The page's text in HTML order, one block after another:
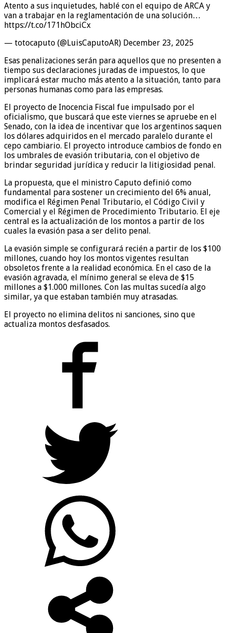
Atento a sus inquietudes, hablé con el equipo de ARCA y
van a trabajar en la reglamentación de una solución…
https://t.co/171hObciCx
— totocaputo (@LuisCaputoAR) December 23, 2025
Esas penalizaciones serán para aquellos que no presenten a
tiempo sus declaraciones juradas de impuestos, lo que
implicará estar mucho más atento a la situación, tanto para
personas humanas como para las empresas.
El proyecto de Inocencia Fiscal fue impulsado por el
oficialismo, que buscará que este viernes se apruebe en el
Senado, con la idea de incentivar que los argentinos saquen
los dólares adquiridos en el mercado paralelo durante el
cepo cambiario. El proyecto introduce cambios de fondo en
los umbrales de evasión tributaria, con el objetivo de
brindar seguridad jurídica y reducir la litigiosidad penal.
La propuesta, que el ministro Caputo definió como
fundamental para sostener un crecimiento del 6% anual,
modifica el Régimen Penal Tributario, el Código Civil y
Comercial y el Régimen de Procedimiento Tributario. El eje
central es la actualización de los montos a partir de los
cuales la evasión pasa a ser delito penal.
La evasión simple se configurará recién a partir de los $100
millones, cuando hoy los montos vigentes resultan
obsoletos frente a la realidad económica. En el caso de la
evasión agravada, el mínimo general se eleva de $15
millones a $1.000 millones. Con las multas sucedía algo
similar, ya que estaban también muy atrasadas.
El proyecto no elimina delitos ni sanciones, sino que
actualiza montos desfasados.